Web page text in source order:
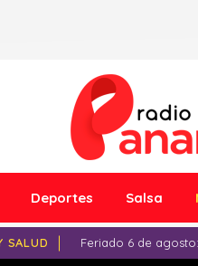
Deportes Salsa
SALUD Feriado 6 de